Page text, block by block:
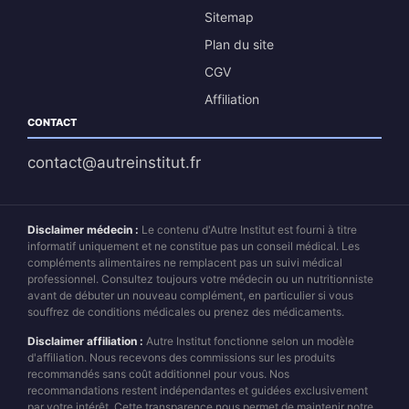
Sitemap
Plan du site
CGV
Affiliation
CONTACT
contact@autreinstitut.fr
Disclaimer médecin : Le contenu d'Autre Institut est fourni à titre
informatif uniquement et ne constitue pas un conseil médical. Les
compléments alimentaires ne remplacent pas un suivi médical
professionnel. Consultez toujours votre médecin ou un nutritionniste
avant de débuter un nouveau complément, en particulier si vous
souffrez de conditions médicales ou prenez des médicaments.
Disclaimer affiliation : Autre Institut fonctionne selon un modèle
d'affiliation. Nous recevons des commissions sur les produits
recommandés sans coût additionnel pour vous. Nos
recommandations restent indépendantes et guidées exclusivement